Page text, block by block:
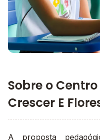
Sobre o
Crescer E
A proposta